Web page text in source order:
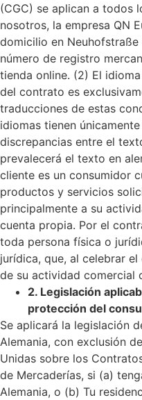
(CGC) se aplican a todos
nosotros, la empresa QN
domicilio en Neuhofstraße
número de registro
tienda online. (2) El
del contrato es
traducciones de estas
idiomas tienen
discrepancias entre el
prevalecerá el texto en
cliente es un consumidor
productos y servicios
principalmente a su
cuenta propia. Por el
toda persona física o
jurídica, que, al celebrar
de su actividad comercial
2. Legislación
protección del
Se aplicará la legislación
Alemania, con exclusión
Unidas sobre los
de Mercaderías, si (a)
Alemania, o (b) Tu